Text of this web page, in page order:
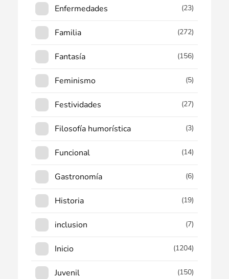
Enfermedades (23)
Familia (272)
Fantasía (156)
Feminismo (5)
Festividades (27)
Filosofía humorística (3)
Funcional (14)
Gastronomía (6)
Historia (19)
inclusion (7)
Inicio (1204)
Juvenil (150)